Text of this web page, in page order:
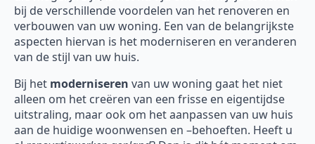
bij de verschillende voordelen van het renoveren en
verbouwen van uw woning. Een van de belangrijkste
aspecten hiervan is het moderniseren en veranderen
van de stijl van uw huis.
Bij het moderniseren van uw woning gaat het niet
alleen om het creëren van een frisse en eigentijdse
uitstraling, maar ook om het aanpassen van uw huis
aan de huidige woonwensen en –behoeften. Heeft u